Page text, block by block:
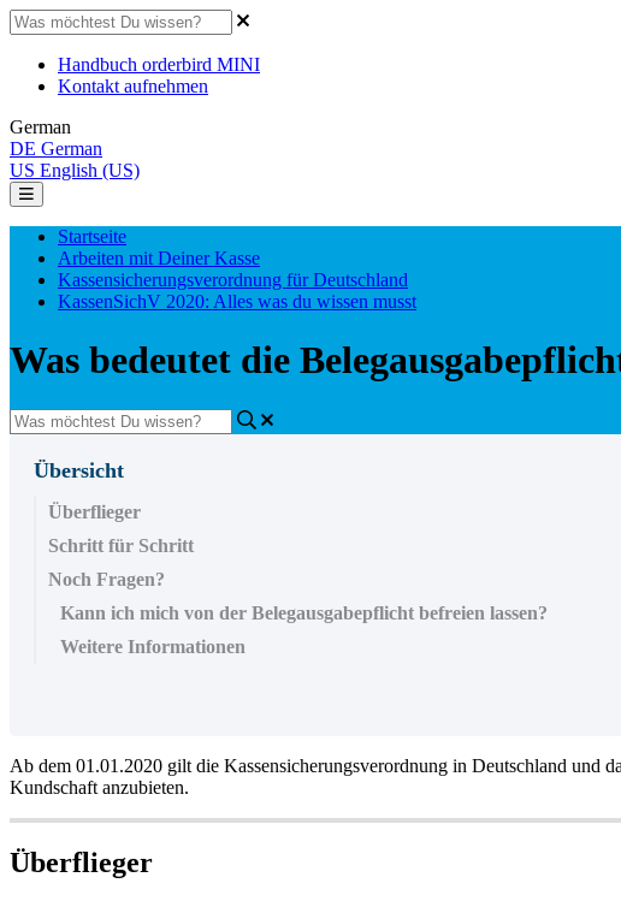
Handbuch orderbird MINI
Kontakt aufnehmen
German
DE German
US English (US)
Startseite
Arbeiten mit Deiner Kasse
Kassensicherungsverordnung für Deutschland
KassenSichV 2020: Alles was du wissen musst
Was bedeutet die
Übersicht
Überflieger
Schritt für Schritt
Noch Fragen?
Kann ich mich von der Belegausgabepflicht befreien lassen?
Weitere Informationen
Ab dem 01.01.2020 gilt die Kassensicherungsverordnung in Deutschland und
Kundschaft anzubieten.
Überflieger